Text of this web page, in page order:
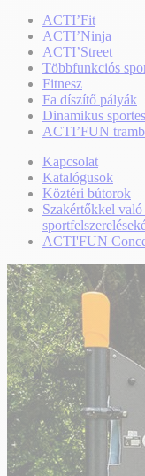
ACTI’Fit
ACTI’Ninja
ACTI’Street
Többfunkciós
Fitnesz
Fa díszítő pályák
Dinamikus
ACTI’FUN
Kapcsolat
Katalógusok
Köztéri bútorok
Szakértőkkel
ACTI'FUN